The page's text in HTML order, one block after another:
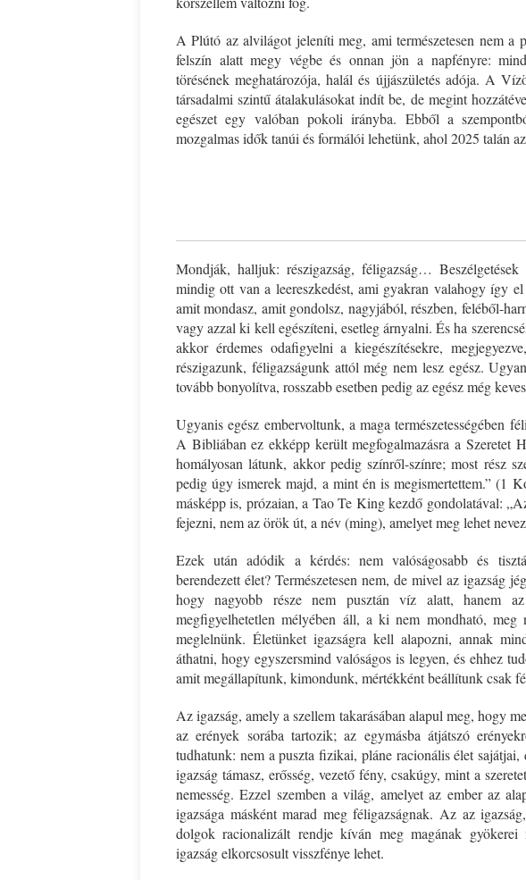
A Plútó az alvilágot jeleníti meg, ami természetesen nem a
felszín alatt megy végbe és onnan jön a napfényre:
törésének meghatározója, halál és újjászületés adója. A
társadalmi szintű átalakulásokat indít be, de megint
egészet egy valóban pokoli irányba. Ebből a
mozgalmas idők tanúi és formálói lehetünk, ahol 2025 talán
Mondják, halljuk: részigazság, féligazság… Beszélgetések
mindig ott van a leereszkedést, ami gyakran valahogy így
amit mondasz, amit gondolsz, nagyjából, részben, feléből-
vagy azzal ki kell egészíteni, esetleg árnyalni. És ha
akkor érdemes odafigyelni a kiegészítésekre,
részigazunk, féligazságunk attól még nem lesz egész.
tovább bonyolítva, rosszabb esetben pedig az egész még
Ugyanis egész embervoltunk, a maga természetességében
A Bibliában ez ekképp került megfogalmazásra a Szeretet
homályosan látunk, akkor pedig színről-színre; most rész
pedig úgy ismerek majd, a mint én is megismertettem.” (1
másképp is, prózaian, a Tao Te King kezdő gondolatával:
fejezni, nem az örök út, a név (ming), amelyet meg lehet
Ezek után adódik a kérdés: nem valóságosabb és
berendezett élet? Természetesen nem, de mivel az igazság
hogy nagyobb része nem pusztán víz alatt, hanem az
megfigyelhetetlen mélyében áll, a ki nem mondható, meg
meglelnünk. Életünket igazságra kell alapozni, annak
áthatni, hogy egyszersmind valóságos is legyen, és ehhez
amit megállapítunk, kimondunk, mértékként beállítunk csak
Az igazság, amely a szellem takarásában alapul meg, hogy
az erények sorába tartozik; az egymásba átjátszó
tudhatunk: nem a puszta fizikai, pláne racionális élet
igazság támasz, erősség, vezető fény, csakúgy, mint a
nemesség. Ezzel szemben a világ, amelyet az ember az
igazsága másként marad meg féligazságnak. Az az
dolgok racionalizált rendje kíván meg magának
igazság elkorcsosult visszfénye lehet.